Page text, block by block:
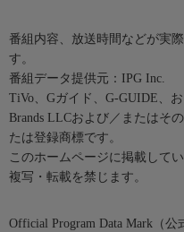
番組内容、放送時間などが実
す。
番組データ提供元：IPG Inc.
TiVo、Gガイド、G-GUIDE、
Brands LLCおよび／またはそ
たは登録商標です。
このホームページに掲載して
複写・転載を禁じます。
Official Program Data Mark（公